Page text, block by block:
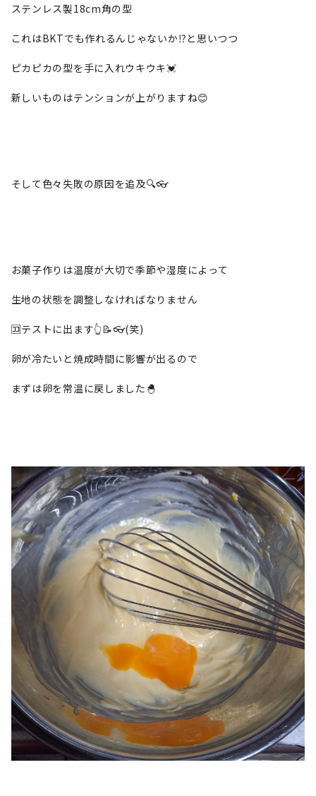
ステンレス製18cm角の型
これはBKTでも作れるんじゃないか⁉️と思いつつ
ピカピカの型を手に入れウキウキ💓
新しいものはテンションが上がりますね😊
そして色々失敗の原因を追及🔍️👓️
お菓子作りは温度が大切で季節や湿度によって
生地の状態を調整しなければなりません
🈁️テストに出ます👆📝👓️(笑)
卵が冷たいと焼成時間に影響が出るので
まずは卵を常温に戻しました🐣